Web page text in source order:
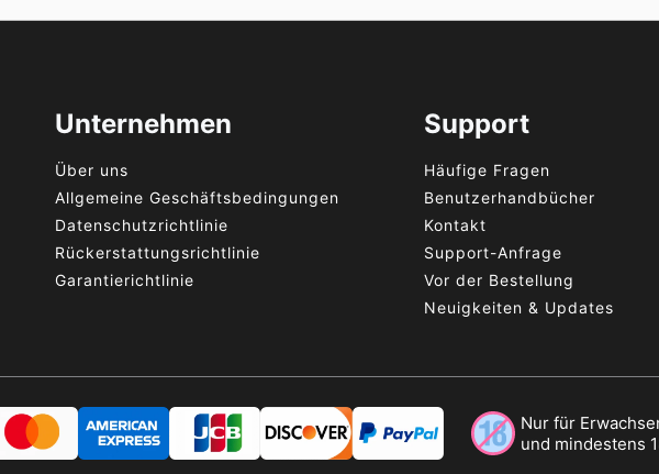
Unternehmen
Über uns
Allgemeine Geschäftsbedingungen
Datenschutzrichtlinie
Rückerstattungsrichtlinie
Garantierichtlinie
Support
Häufige Fragen
Benutzerhandbücher
Kontakt
Support-Anfrage
Vor der Bestellung
Neuigkeiten & Updates
Nur für
und mindestens